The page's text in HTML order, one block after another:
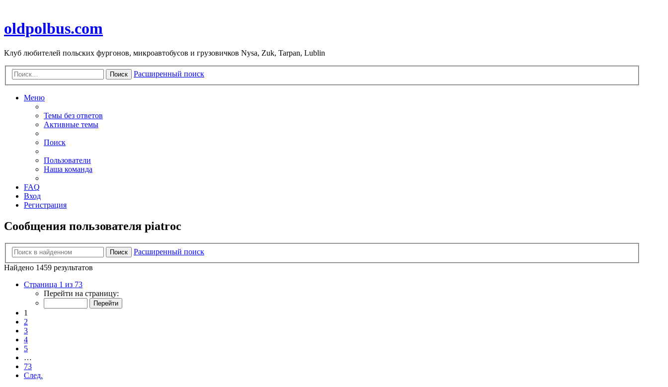
oldpolbus.com
Клуб любителей польских фургонов, микроавтобусов и грузовичков Nysa, Zuk, Tarpan, Lublin
Поиск Расширенный поиск
Меню
Темы без ответов
Активные темы
Поиск
Пользователи
Наша команда
FAQ
Вход
Регистрация
Сообщения пользователя piatroc
Поиск
Расширенный поиск
Найдено 1459 результатов
Страница 1 из 73
Перейти на страницу:
1
2
3
4
5
…
73
След.